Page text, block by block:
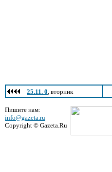
25.11. 0, вторник
Пишите нам:
info@gazeta.ru
Copyright © Gazeta.Ru